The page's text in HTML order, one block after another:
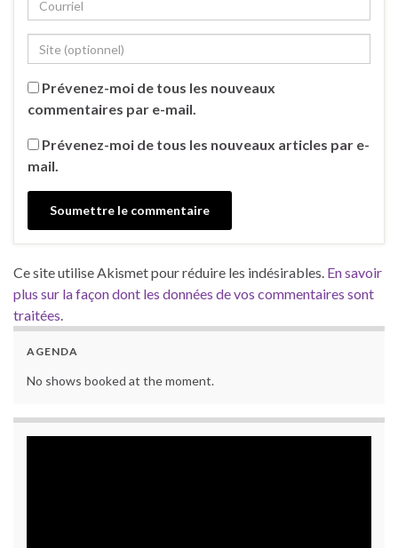
Prévenez-moi de tous les nouveaux
commentaires par e-mail.
Prévenez-moi de tous les nouveaux articles par e-
mail.
Ce site utilise Akismet pour réduire les indésirables. En savoir
plus sur la façon dont les données de vos commentaires sont
traitées.
AGENDA
No shows booked at the moment.